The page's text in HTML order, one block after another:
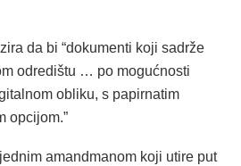
da bi “dokumenti koji sadrže
odredištu … po mogućnosti
obliku, s papirnatim
opcijom.”
amandmanom koji utire put